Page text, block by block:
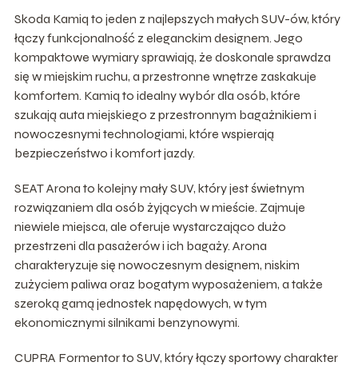
Skoda Kamiq to jeden z najlepszych małych SUV-ów, który
łączy funkcjonalność z eleganckim designem. Jego
kompaktowe wymiary sprawiają, że doskonale sprawdza
się w miejskim ruchu, a przestronne wnętrze zaskakuje
komfortem. Kamiq to idealny wybór dla osób, które
szukają auta miejskiego z przestronnym bagażnikiem i
nowoczesnymi technologiami, które wspierają
bezpieczeństwo i komfort jazdy.
SEAT Arona to kolejny mały SUV, który jest świetnym
rozwiązaniem dla osób żyjących w mieście. Zajmuje
niewiele miejsca, ale oferuje wystarczająco dużo
przestrzeni dla pasażerów i ich bagaży. Arona
charakteryzuje się nowoczesnym designem, niskim
zużyciem paliwa oraz bogatym wyposażeniem, a także
szeroką gamą jednostek napędowych, w tym
ekonomicznymi silnikami benzynowymi.
CUPRA Formentor to SUV, który łączy sportowy charakter